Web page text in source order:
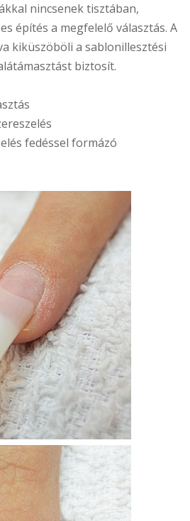
nincsenek tisztában,
építés a megfelelő választás. A
kiküszöböli a sablonillesztési
biztosít.
fedéssel formázó